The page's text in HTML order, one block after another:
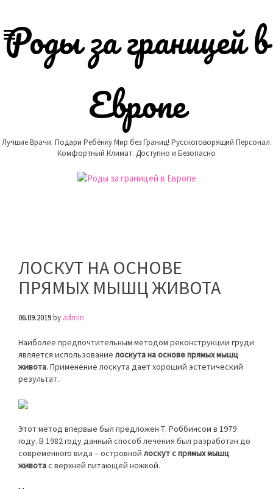
content
Роды за границей в
Европе
Лучшие Врачи. Подари Ребёнку Мир без Границ! Русскоговорящий Персонал.
Комфортный Климат. Доступно и Безопасно
ЛОСКУТ НА ОСНОВЕ
ПРЯМЫХ МЫШЦ ЖИВОТА
06.09.2019by admin
Наиболее предпочтительным методом реконструкции груди
является использование лоскута на основе прямых мышц
живота. Применение лоскута дает хороший эстетический
результат.
Этот метод впервые был предложен Т. Роббинсом в 1979
году. В 1982 году данный способ лечения был разработан до
современного вида – островной лоскут с прямых мышц
животас верхней питающей ножкой.